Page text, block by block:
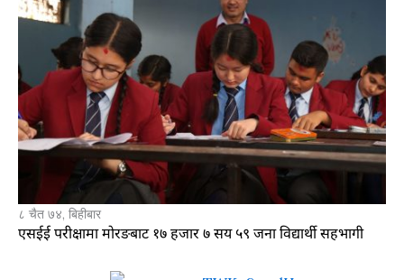
८ चैत ७४, बिहीबार
एसईई परीक्षामा मोरङबाट १७ हजार ७ सय ५९ जना विद्यार्थी सहभागी